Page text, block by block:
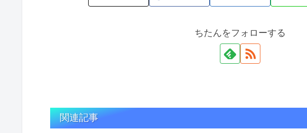
ちたんをフォローする
関連記事